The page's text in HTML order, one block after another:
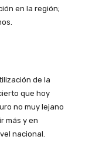
en la región;
de la
que hoy
no muy lejano
más y en
nacional.